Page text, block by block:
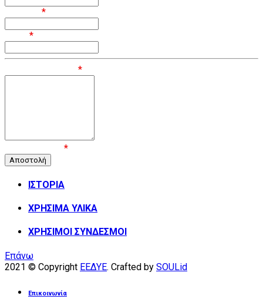
*
*
*
*
ΙΣΤΟΡΙΑ
ΧΡΗΣΙΜΑ ΥΛΙΚΑ
ΧΡΗΣΙΜΟΙ ΣΥΝΔΕΣΜΟΙ
Επάνω
2021 © Copyright ΕΕΔΥΕ. Crafted by SOULid
Επικοινωνία